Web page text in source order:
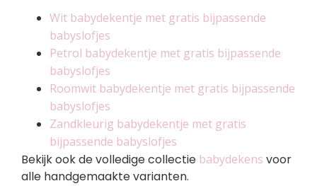
Wit babydekentje met gratis bijpassende
babyslofjes
Petrol babydekentje met gratis bijpassende
babyslofjes
Roomwit babydekentje met gratis bijpassende
babyslofjes
Zandkleurig babydekentje met gratis
bijpassende babyslofjes
Bekijk ook de volledige collectie babydekens voor
alle handgemaakte varianten.